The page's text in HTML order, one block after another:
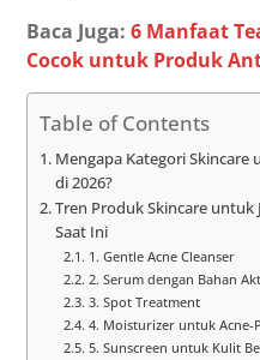
Baca Juga:6 Manfaat
Cocok untuk Produk
Table of Contents
Mengapa Kategori Skincare
di 2026?
Tren Produk Skincare untuk
Saat Ini
1. Gentle Acne Cleanser
2. Serum dengan Bahan
3. Spot Treatment
4. Moisturizer untuk Acne-
5. Sunscreen untuk Kulit